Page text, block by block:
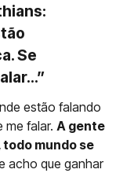
Se
estão falando
me falar. A gente
mundo se
acho que ganhar